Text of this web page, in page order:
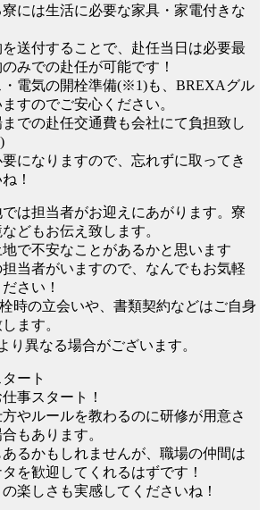
には生活に必要な家具・家電付きな
送付することで、赴任当日は必要最
みでの赴任が可能です！
・電気の開栓準備(※1)も、BREXAグル
すのでご安心ください。
までの赴任交通費も会社にて負担致し
になりますので、忘れずに取ってき
！
では担当者がお迎えにあがります。寮
どもお伝え致します。
で不安なことがあるかと思います
当者がいますので、なんでもお気軽
さい！
時の立会いや、書類契約などはご自身
ます。
り異なる場合がございます。
ート
事スタート！
やルールを教わるのに研修が用意さ
もあります。
るかもしれませんが、職場の仲間は
を歓迎してくれるはずです！
楽しさも実感してくださいね！